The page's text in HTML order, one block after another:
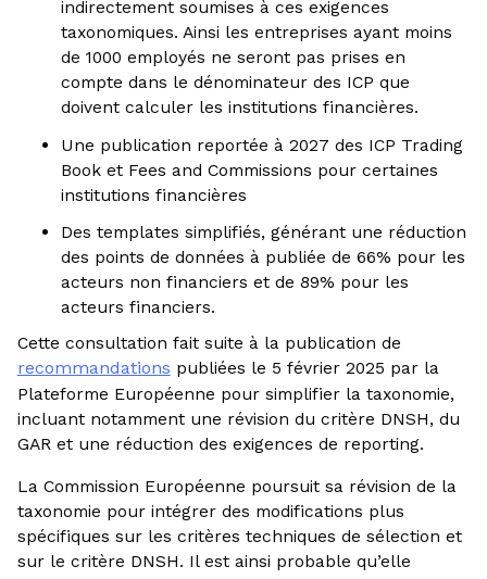
indirectement soumises à ces exigences
taxonomiques. Ainsi les entreprises ayant moins
de 1000 employés ne seront pas prises en
compte dans le dénominateur des ICP que
doivent calculer les institutions financières.
Une publication reportée à 2027 des ICP Trading
Book et Fees and Commissions pour certaines
institutions financières
Des templates simplifiés, générant une réduction
des points de données à publiée de 66% pour les
acteurs non financiers et de 89% pour les
acteurs financiers.
Cette consultation fait suite à la publication de
recommandations publiées le 5 février 2025 par la
Plateforme Européenne pour simplifier la taxonomie,
incluant notamment une révision du critère DNSH, du
GAR et une réduction des exigences de reporting.
La Commission Européenne poursuit sa révision de la
taxonomie pour intégrer des modifications plus
spécifiques sur les critères techniques de sélection et
sur le critère DNSH. Il est ainsi probable qu’elle